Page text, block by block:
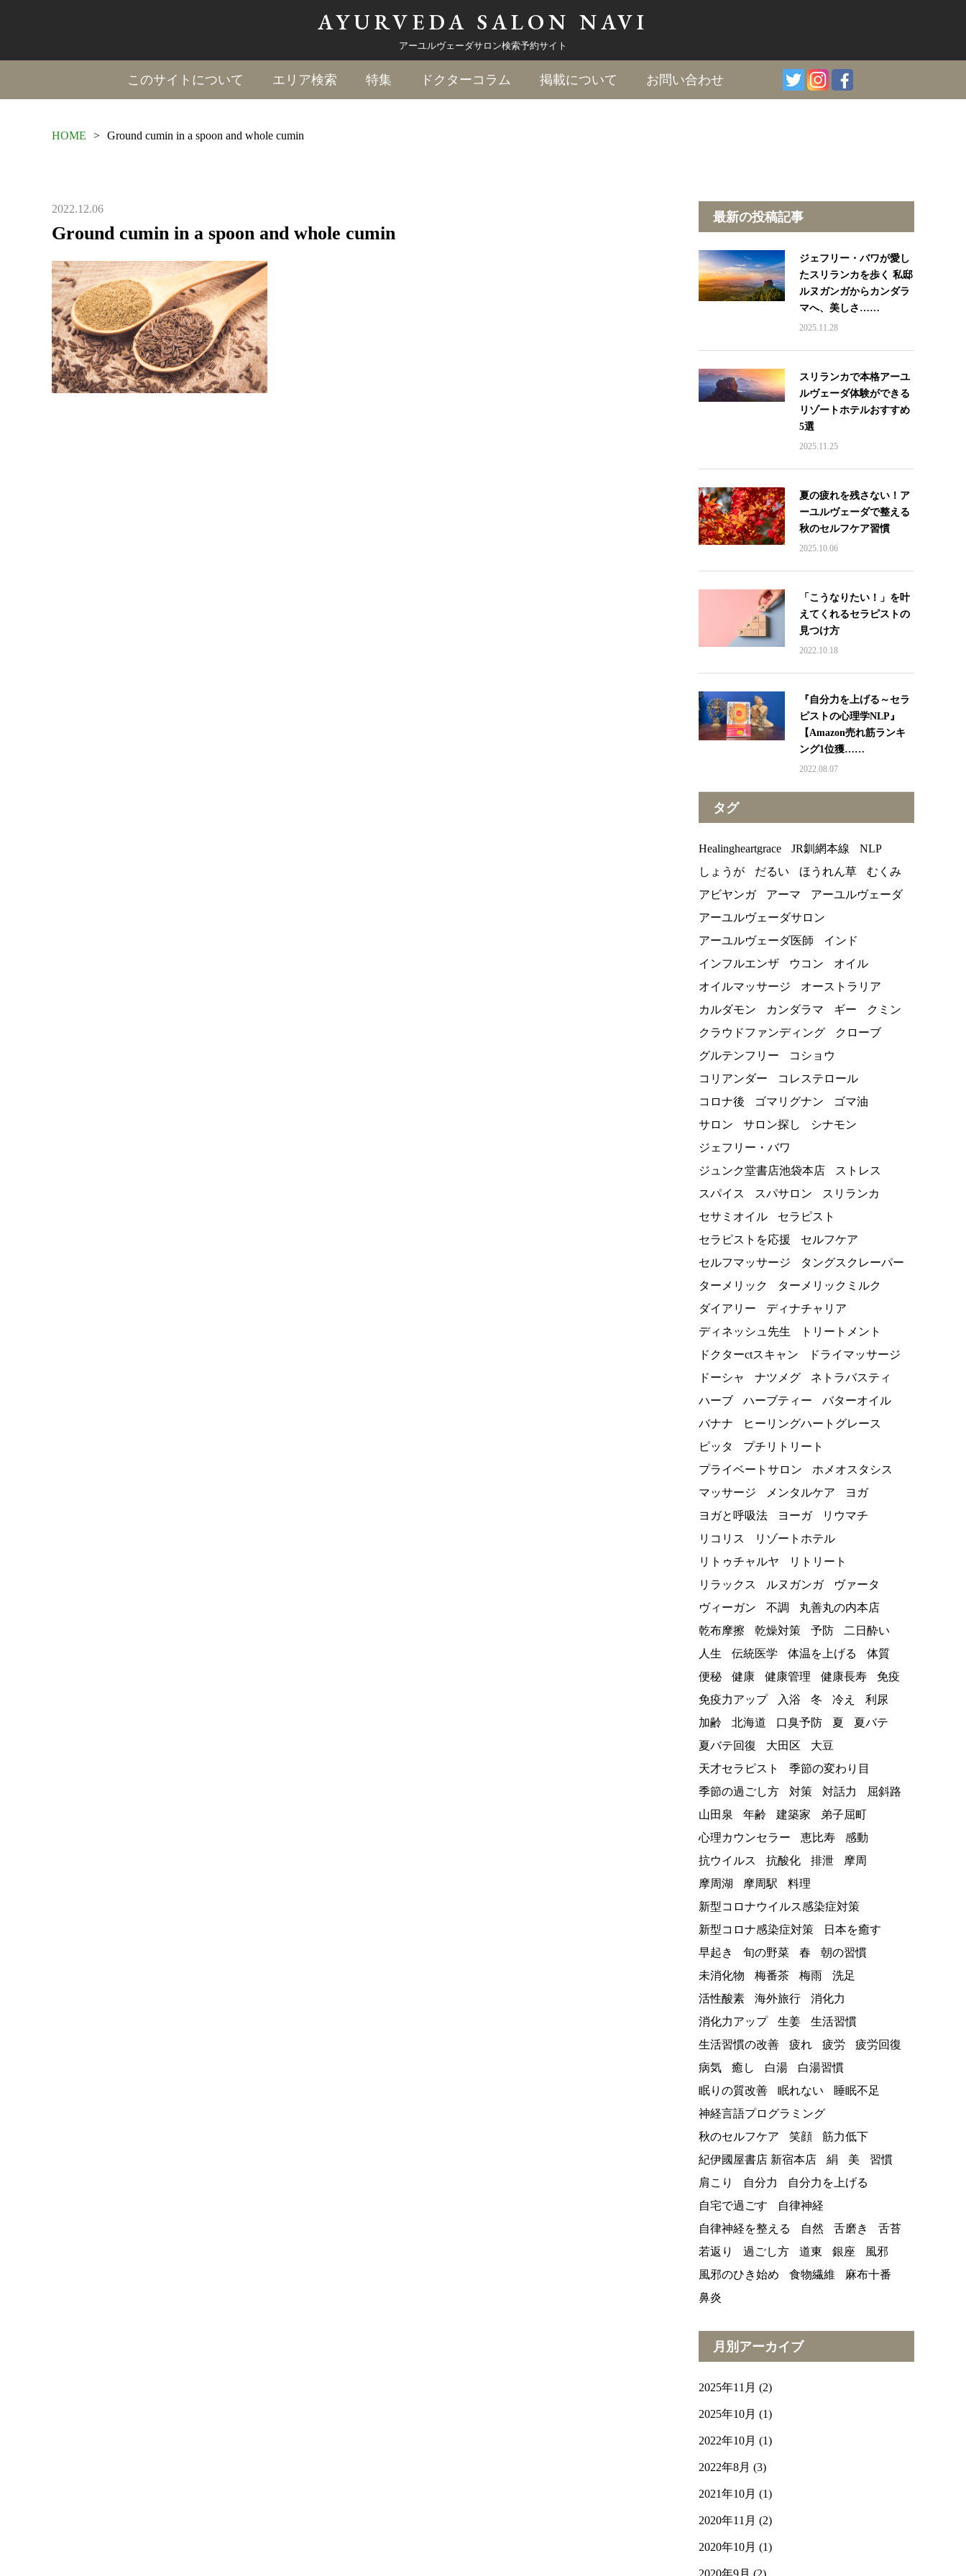
AYURVEDA SALON NAVI
アーユルヴェーダサロン検索予約サイト
このサイトについて エリア検索 特集 ドクターコラム 掲載について お問い合わせ
HOME > Ground cumin in a spoon and whole cumin
2022.12.06
Ground cumin in a spoon and whole cumin
最新の投稿記事
ジェフリー・バワが愛し
たスリランカを歩く 私邸
ルヌガンガからカンダラ
マへ、美しさ……
2025.11.28
スリランカで本格アーユ
ルヴェーダ体験ができる
リゾートホテルおすすめ
5選
2025.11.25
夏の疲れを残さない！ア
ーユルヴェーダで整える
秋のセルフケア習慣
2025.10.06
「こうなりたい！」を叶
えてくれるセラピストの
見つけ方
2022.10.18
『自分力を上げる～セラ
ピストの心理学NLP』
【Amazon売れ筋ランキ
ング1位獲……
2022.08.07
タグ
Healingheartgrace JR釧網本線
NLP
しょうが
だるい ほうれん草
むくみ
アビヤンガ
アーマ
アーユルヴェーダ
アーユルヴェーダサロン
アーユルヴェーダ医師
インド
インフルエンザ
ウコン
オイル
オイルマッサージ
オーストラリア
カルダモン
カンダラマ ギー
クミン
クラウドファンディング
クローブ
グルテンフリー
コショウ
コリアンダー
コレステロール
コロナ後
ゴマリグナン
ゴマ油
サロン
サロン探し
シナモン
ジェフリー・バワ
ジュンク堂書店池袋本店
ストレス
スパイス
スパサロン
スリランカ
セサミオイル
セラピスト
セラピストを応援
セルフケア
セルフマッサージ
タングスクレーパー
ターメリック
ターメリックミルク
ダイアリー
ディナチャリア
ディネッシュ先生
トリートメント
ドクターctスキャン
ドライマッサージ
ドーシャ
ナツメグ
ネトラバスティ
ハーブ
ハーブティー
バターオイル
バナナ
ヒーリングハートグレース
ピッタ
プチリトリート
プライベートサロン
ホメオスタシス
マッサージ
メンタルケア
ヨガ
ヨガと呼吸法
ヨーガ
リウマチ
リコリス
リゾートホテル
リトゥチャルヤ
リトリート
リラックス
ルヌガンガ
ヴァータ
ヴィーガン
不調
丸善丸の内本店
乾布摩擦
乾燥対策 予防
二日酔い
人生
伝統医学 体温を上げる
体質
便秘
健康 健康管理 健康長寿
免疫
免疫力アップ
入浴 冬 冷え
利尿
加齢
北海道 口臭予防 夏
夏バテ
夏バテ回復
大田区
大豆
天才セラピスト
季節の変わり目
季節の過ごし方
対策 対話力
屈斜路
山田泉
年齢 建築家
弟子屈町
心理カウンセラー
恵比寿
感動
抗ウイルス
抗酸化 排泄
摩周
摩周湖
摩周駅
料理
新型コロナウイルス感染症対策
新型コロナ感染症対策
日本を癒す
早起き
旬の野菜 春
朝の習慣
未消化物
梅番茶 梅雨
洗足
活性酸素
海外旅行
消化力
消化力アップ
生姜
生活習慣
生活習慣の改善
疲れ 疲労
疲労回復
病気
癒し 白湯
白湯習慣
眠りの質改善
眠れない
睡眠不足
神経言語プログラミング
秋のセルフケア
笑顔
筋力低下
紀伊國屋書店 新宿本店
絹 美
習慣
肩こり
自分力
自分力を上げる
自宅で過ごす
自律神経
自律神経を整える
自然 舌磨き
舌苔
若返り
過ごし方 道東 銀座
風邪
風邪のひき始め
食物繊維
麻布十番
鼻炎
月別アーカイブ
2025年11月 (2)
2025年10月 (1)
2022年10月 (1)
2022年8月 (3)
2021年10月 (1)
2020年11月 (2)
2020年10月 (1)
2020年9月 (2)